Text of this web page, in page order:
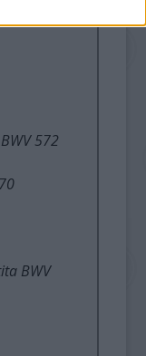
572
BWV